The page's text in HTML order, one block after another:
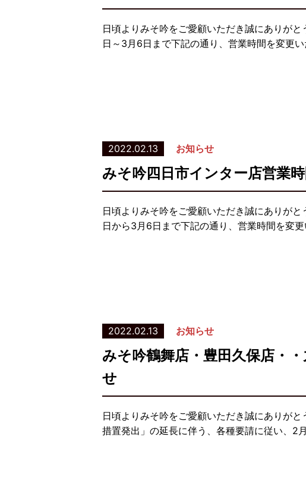
日頃よりみそ吟をご愛顧いただき誠にありが
日～3月6日まで下記の通り、営業時間を変更
2022.02.13 お知らせ
みそ吟四日市インター店営業
日頃よりみそ吟をご愛顧いただき誠にありが
日から3月6日まで下記の通り、営業時間を変
2022.02.13 お知らせ
みそ吟鶴舞店・豊田久保店・
せ
日頃よりみそ吟をご愛顧いただき誠にありが
措置発出」の延長に伴う、各種要請に従い、2